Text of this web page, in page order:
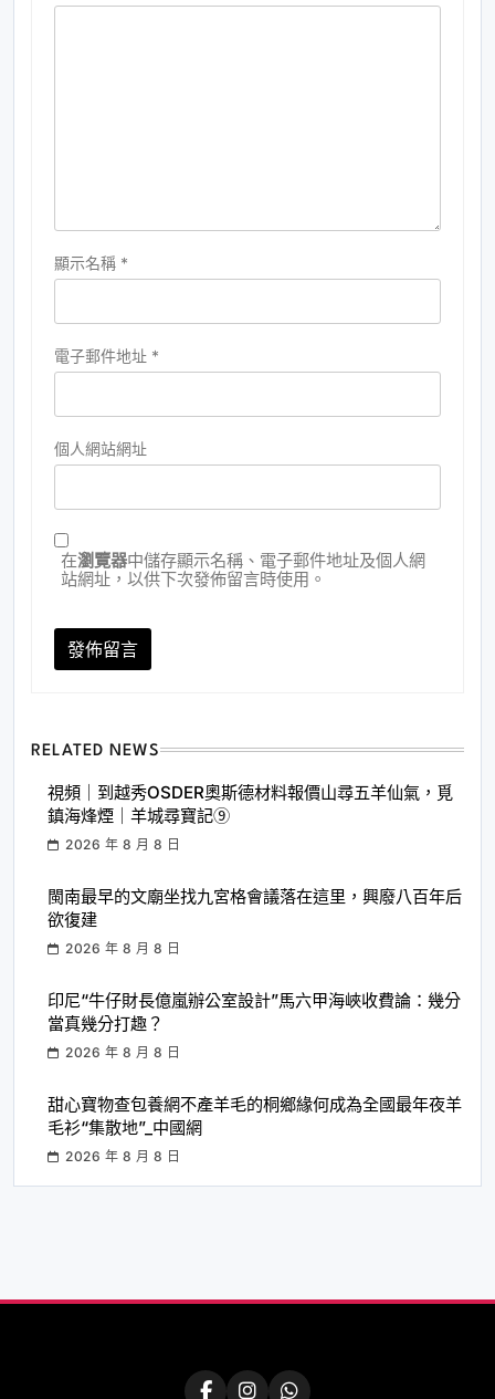
顯示名稱 *
電子郵件地址 *
個人網站網址
在瀏覽器中儲存顯示名稱、電子郵件地址及個人網
站網址，以供下次發佈留言時使用。
RELATED NEWS
視頻｜到越秀OSDER奧斯德材料報價山尋五羊仙氣，覓
鎮海烽煙｜羊城尋寶記⑨
2026 年 8 月 8 日
閩南最早的文廟坐找九宮格會議落在這里，興廢八百年后
欲復建
2026 年 8 月 8 日
印尼“牛仔財長億嵐辦公室設計”馬六甲海峽收費論：幾分
當真幾分打趣？
2026 年 8 月 8 日
甜心寶物查包養網不產羊毛的桐鄉緣何成為全國最年夜羊
毛衫“集散地”_中國網
2026 年 8 月 8 日